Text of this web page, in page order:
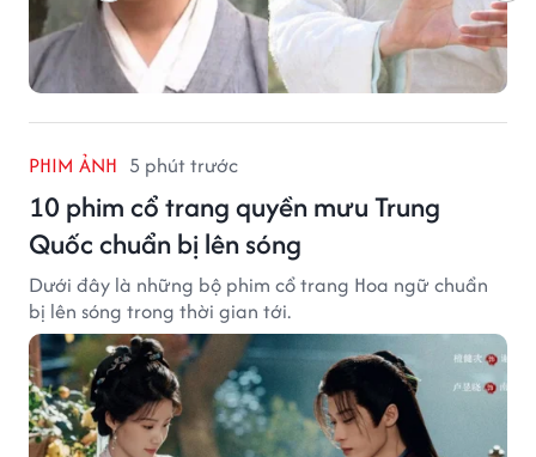
PHIM ẢNH 5 phút trước
10 phim cổ trang quyền mưu Trung
Quốc chuẩn bị lên sóng
Dưới đây là những bộ phim cổ trang Hoa ngữ chuẩn
bị lên sóng trong thời gian tới.